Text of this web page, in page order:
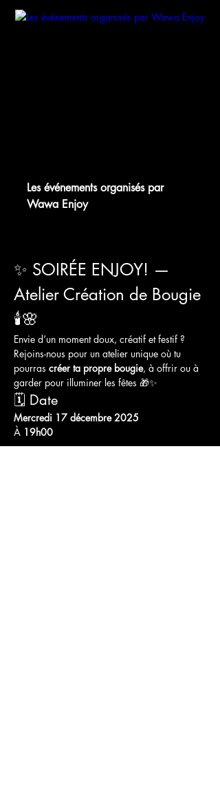
Les événements organisés par
Wawa Enjoy
✨ SOIRÉE ENJOY! —
Atelier Création de Bougie
🕯🌸
Envie d’un moment doux, créatif et festif ?
Rejoins-nous pour un atelier unique où tu
pourras créer ta propre bougie, à offrir ou à
garder pour illuminer les fêtes 🎁✨
🗓 Date
Mercredi 17 décembre 2025
À 19h00